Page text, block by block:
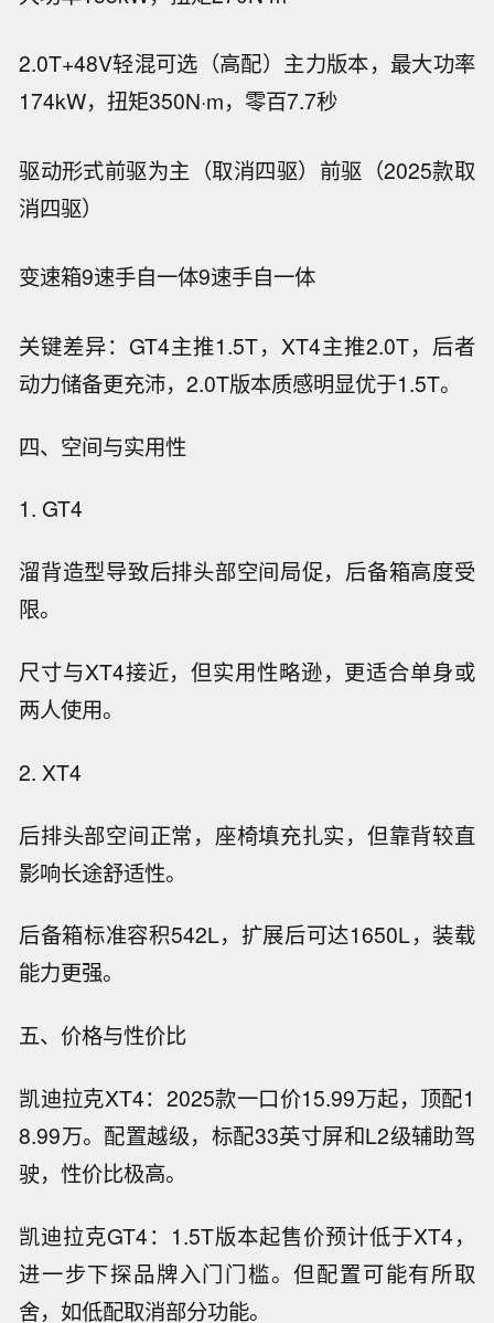
2.0T+48V轻混可选（高配） 主力版本，最大功率
174kW，扭矩350N·m，零百7.7秒
驱动形式前驱为主（取消四驱） 前驱（2025款取
消四驱）
变速箱9速手自一体9速手自一体
关键差异：GT4主推1.5T，XT4主推2.0T，后者
动力储备更充沛，2.0T版本质感明显优于1.5T。
四、空间与实用性
1. GT4
溜背造型导致后排头部空间局促，后备箱高度受
限。
尺寸与XT4接近，但实用性略逊，更适合单身或
两人使用。
2. XT4
后排头部空间正常，座椅填充扎实，但靠背较直
影响长途舒适性。
后备箱标准容积542L，扩展后可达1650L，装载
能力更强。
五、价格与性价比
凯迪拉克XT4：2025款一口价15.99万起，顶配1
8.99万。配置越级，标配33英寸屏和L2级辅助驾
驶，性价比极高。
凯迪拉克GT4：1.5T版本起售价预计低于XT4，
进一步下探品牌入门门槛。但配置可能有所取
舍，如低配取消部分功能。